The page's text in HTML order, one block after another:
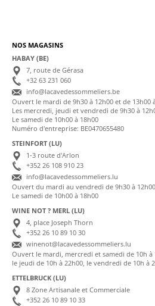
NOS MAGASINS
HABAY (BE)
7, route de Gérasa
+32 63 231 060
info@lacavedessommeliers.be
Ouvert le mardi de 9h30 à 12h00 et de 13h00
Les mercredi, jeudi et vendredi de 9h30 à
Le samedi de 10h00 à 18h00
Numéro d'entreprise: BE0470655480
STEINFORT (LU)
1-3 route d'Arlon
+352 26 108 910 23
info@lacavedessommeliers.lu
Ouvert du mardi au vendredi de 9h30 à
Le samedi de 10h00 à 18h00
WINE NOT ? MERL (LU)
4, place Joseph Thorn
+352 26 10 89 10 30
winenot@lacavedessommeliers.lu
Ouvert le mardi, mercredi et samedi de 10h à
le jeudi de 10h à 22h00, le vendredi de 10h à
ETTELBRUCK (LU)
8 Zone Artisanale et Commerciale
+352 26 10 89 10 33